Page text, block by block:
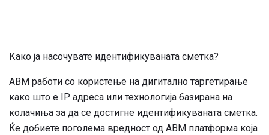
Како ја насочувате идентификуваната сметка?
ABM работи со користење на дигитално таргетирање
како што е IP адреса или технологија базирана на
колачиња за да се достигне идентификуваната сметка.
Ќе добиете поголема вредност од ABM платформа која